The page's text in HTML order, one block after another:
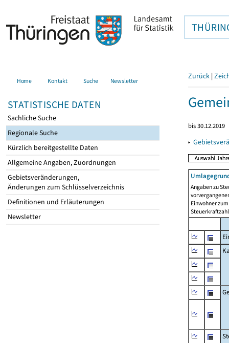
Home Kontakt Suche Newsletter
STATISTISCHE DATEN
Sachliche Suche
Regionale Suche
Kürzlich bereitgestellte Daten
Allgemeine Angaben, Zuordnungen
Gebietsveränderungen,
Änderungen zum Schlüsselverzeichnis
Definitionen und Erläuterungen
Newsletter
Zurück |
bis 30.12.2019
▸
Angaben zu
Einwohner